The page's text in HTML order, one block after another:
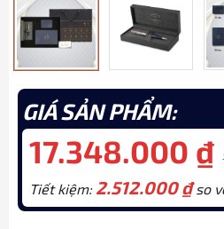
GIÁ SẢN PHẨM:
17.348.000 ₫
Tiết kiệm: 2.512.000₫so